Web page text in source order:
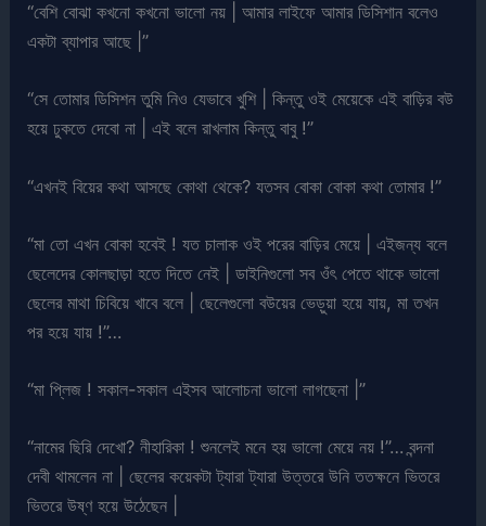
“বেশি বোঝা কখনো কখনো ভালো নয় | আমার লাইফে আমার ডিসিশান বলেও
একটা ব্যাপার আছে |”
“সে তোমার ডিসিশন তুমি নিও যেভাবে খুশি | কিন্তু ওই মেয়েকে এই বাড়ির বউ
হয়ে ঢুকতে দেবো না | এই বলে রাখলাম কিন্তু বাবু !”
“এখনই বিয়ের কথা আসছে কোথা থেকে? যতসব বোকা বোকা কথা তোমার !”
“মা তো এখন বোকা হবেই ! যত চালাক ওই পরের বাড়ির মেয়ে | এইজন্য বলে
ছেলেদের কোলছাড়া হতে দিতে নেই | ডাইনিগুলো সব ওঁৎ পেতে থাকে ভালো
ছেলের মাথা চিবিয়ে খাবে বলে | ছেলেগুলো বউয়ের ভেড়ুয়া হয়ে যায়, মা তখন
পর হয়ে যায় !”…
“মা প্লিজ ! সকাল-সকাল এইসব আলোচনা ভালো লাগছেনা |”
“নামের ছিরি দেখো? নীহারিকা ! শুনলেই মনে হয় ভালো মেয়ে নয় !”… বন্দনা
দেবী থামলেন না | ছেলের কয়েকটা ট্যারা ট্যারা উত্তরে উনি ততক্ষনে ভিতরে
ভিতরে উষ্ণ হয়ে উঠেছেন |